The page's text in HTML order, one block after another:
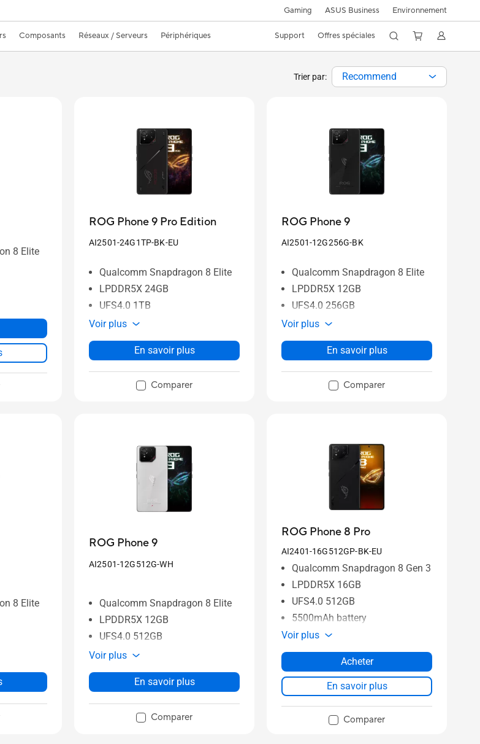
Gaming ASUS Business Environnement
Composants Réseaux / Serveurs Périphériques Support Offres spéciales
Trier par: Recommend
8 Elite
ROG Phone 9 Pro Edition
AI2501-24G1TP-BK-EU
Qualcomm Snapdragon 8 Elite
LPDDR5X 24GB
UFS4.0 1TB
Voir plus
En savoir plus
Comparer
ROG Phone 9
AI2501-12G256G-BK
Qualcomm Snapdragon 8 Elite
LPDDR5X 12GB
UFS4.0 256GB
Voir plus
En savoir plus
Comparer
8 Elite
ROG Phone 9
AI2501-12G512G-WH
Qualcomm Snapdragon 8 Elite
LPDDR5X 12GB
UFS4.0 512GB
Voir plus
En savoir plus
Comparer
ROG Phone 8 Pro
AI2401-16G512GP-BK-EU
Qualcomm Snapdragon 8 Gen 3
LPDDR5X 16GB
UFS4.0 512GB
5500mAh battery
Voir plus
Acheter
En savoir plus
Comparer